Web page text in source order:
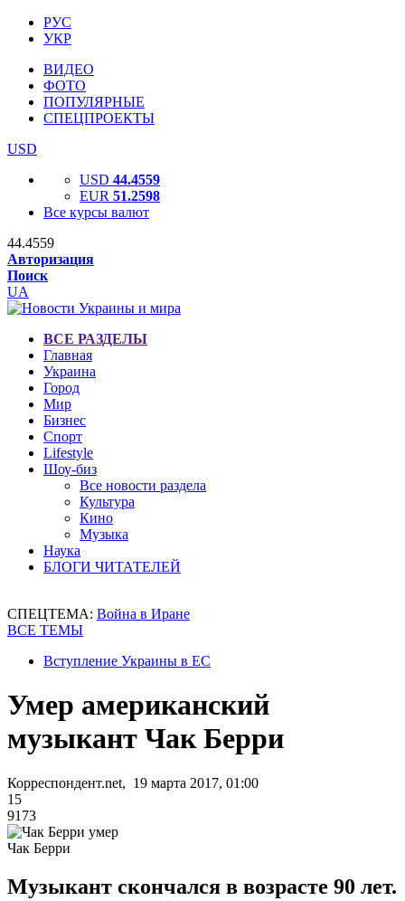
РУС
УКР
ВИДЕО
ФОТО
ПОПУЛЯРНЫЕ
СПЕЦПРОЕКТЫ
USD
USD 44.4559
EUR 51.2598
Все курсы валют
44.4559
Авторизация
Поиск
UA
ВСЕ РАЗДЕЛЫ
Главная
Украина
Город
Мир
Бизнес
Спорт
Lifestyle
Шоу-биз
Все новости раздела
Культура
Кино
Музыка
Наука
БЛОГИ ЧИТАТЕЛЕЙ
СПЕЦТЕМА: Война в Иране
ВСЕ ТЕМЫ
Вступление Украины в ЕС
Умер американский
музыкант Чак Берри
Корреспондент.net, 19 марта 2017, 01:00
15
9173
Чак Берри
Музыкант скончался в возрасте 90 лет.